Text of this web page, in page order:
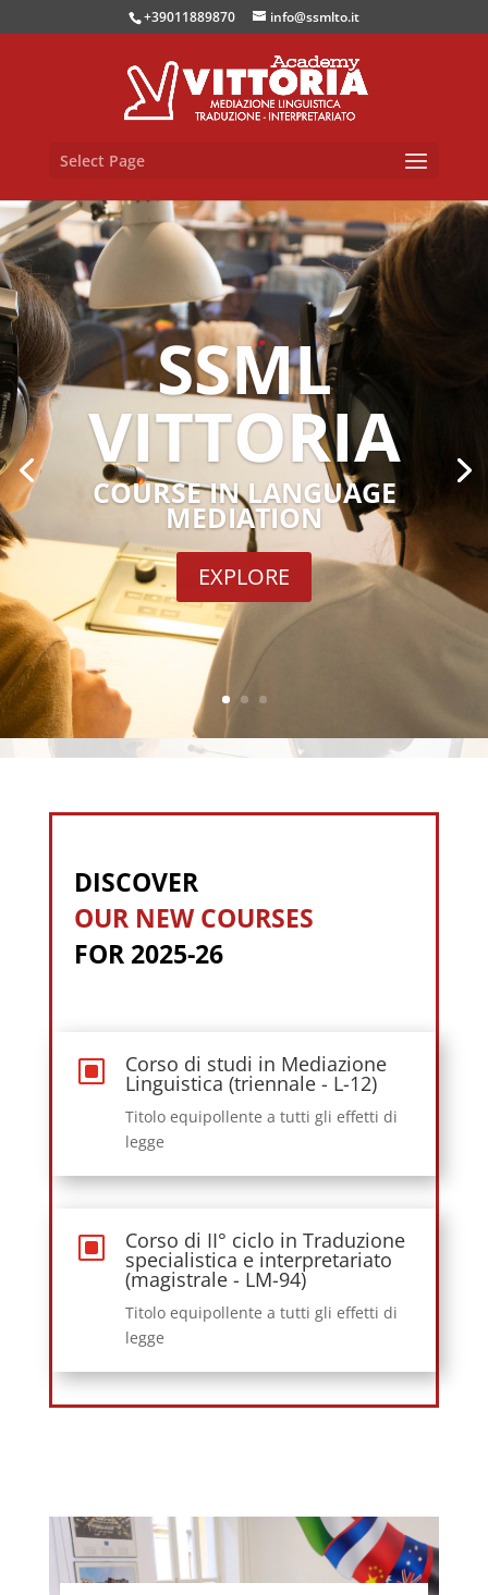
+39011889870 info@ssmlto.it
Select Page
SSML
VITTORIA
COURSE IN LANGUAGE
MEDIATION
EXPLORE
DISCOVER
OUR NEW COURSES
FOR 2025-26
W Corso di studi in Mediazione
Linguistica (triennale - L-12)
Titolo equipollente a tutti gli effetti di
legge
W Corso di II° ciclo in Traduzione
specialistica e interpretariato
(magistrale - LM-94)
Titolo equipollente a tutti gli effetti di
legge